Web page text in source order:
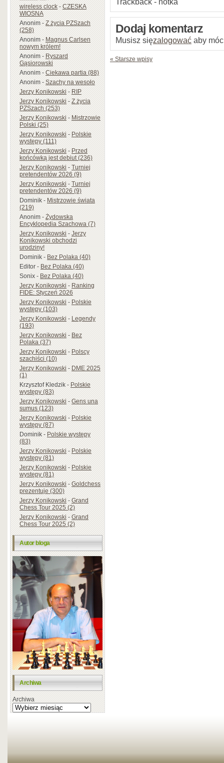
wireless clock-CZESKA
WIOSNA
Anonim-Z życia PZSzach
(258)
Anonim-Magnus Carlsen
nowym królem!
Anonim-Ryszard
Gąsiorowski
Anonim-Ciekawa partia (88)
Anonim-Szachy na wesoło
Jerzy Konikowski-RIP
Jerzy Konikowski-Z życia
PZSzach (253)
Jerzy Konikowski-Mistrzowie
Polski (25)
Jerzy Konikowski-Polskie
występy (111)
Jerzy Konikowski-Przed
końcówką jest debiut (236)
Jerzy Konikowski-Turniej
pretendentów 2026 (9)
Jerzy Konikowski-Turniej
pretendentów 2026 (9)
Dominik-Mistrzowie świata
(219)
Anonim-Żydowska
Encyklopedia Szachowa (7)
Jerzy Konikowski-Jerzy
Konikowski obchodzi
urodziny!
Dominik-Bez Polaka (40)
Editor-Bez Polaka (40)
Sonix-Bez Polaka (40)
Jerzy Konikowski-Ranking
FIDE: Styczeń 2026
Jerzy Konikowski-Polskie
występy (103)
Jerzy Konikowski-Legendy
(193)
Jerzy Konikowski-Bez
Polaka (37)
Jerzy Konikowski-Polscy
szachiści (10)
Jerzy Konikowski-DME 2025
(1)
Krzysztof Kledzik-Polskie
występy (83)
Jerzy Konikowski-Gens una
sumus (123)
Jerzy Konikowski-Polskie
występy (87)
Dominik-Polskie występy
(83)
Jerzy Konikowski-Polskie
występy (81)
Jerzy Konikowski-Polskie
występy (81)
Jerzy Konikowski-Goldchess
prezentuje (300)
Jerzy Konikowski-Grand
Chess Tour 2025 (2)
Jerzy Konikowski-Grand
Chess Tour 2025 (2)
Autor bloga
Archiwa
Archiwa
Dodaj komentarz
Musisz sięzalogować aby
« Starsze wpisy